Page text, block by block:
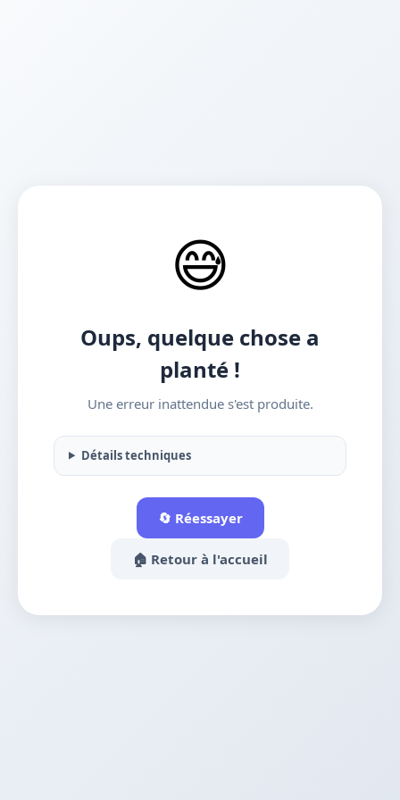
😅
Oups, quelque chose a
planté !
Une erreur inattendue s'est produite.
Détails techniques
🔄 Réessayer
🏠 Retour à l'accueil